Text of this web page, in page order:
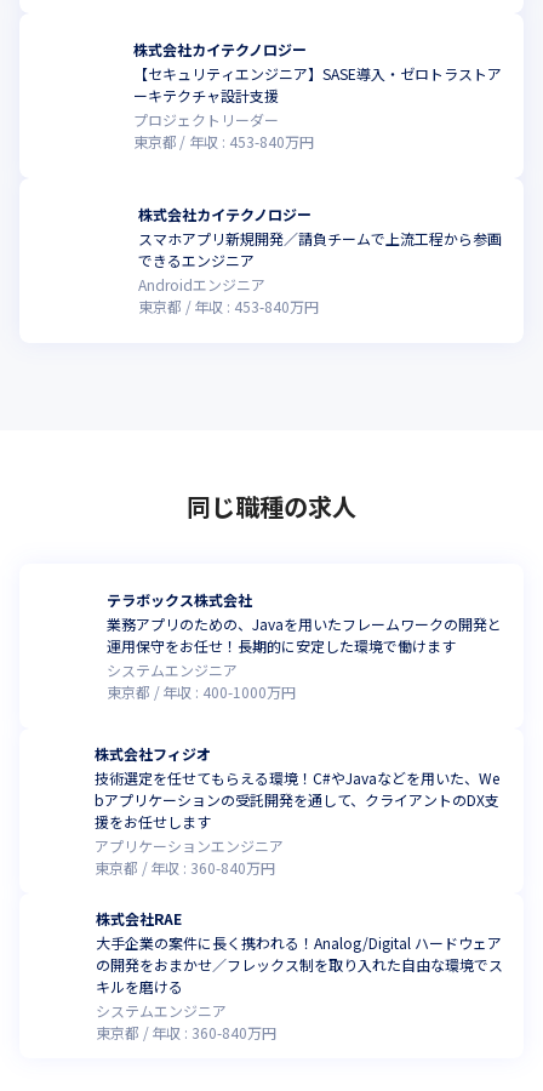
株式会社カイテクノロジー
【セキュリティエンジニア】SASE導入・ゼロトラストア
ーキテクチャ設計支援
プロジェクトリーダー
東京都
年収 : 453-840万円
株式会社カイテクノロジー
スマホアプリ新規開発／請負チームで上流工程から参画
できるエンジニア
Androidエンジニア
東京都
年収 : 453-840万円
同じ職種の求人
テラボックス株式会社
業務アプリのための、Javaを用いたフレームワークの開発と
運用保守をお任せ！長期的に安定した環境で働けます
システムエンジニア
東京都
年収 : 400-1000万円
株式会社フィジオ
技術選定を任せてもらえる環境！C#やJavaなどを用いた、We
bアプリケーションの受託開発を通して、クライアントのDX支
援をお任せします
アプリケーションエンジニア
東京都
年収 : 360-840万円
株式会社RAE
大手企業の案件に長く携われる！Analog/Digital ハードウェア
の開発をおまかせ／フレックス制を取り入れた自由な環境でス
キルを磨ける
システムエンジニア
東京都
年収 : 360-840万円